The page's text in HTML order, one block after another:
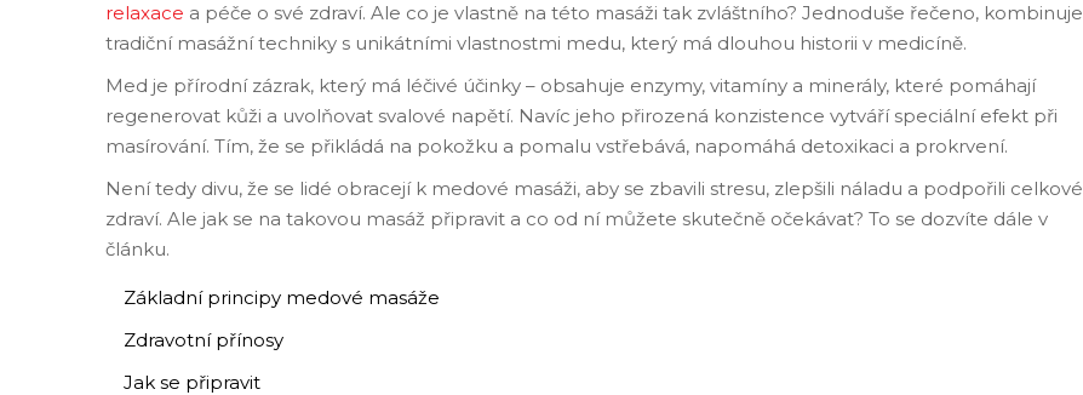
relaxace a péče o své zdraví. Ale co je vlastně na této masáži tak zvláštního? Jednoduše řečeno, kombinuje
tradiční masážní techniky s unikátními vlastnostmi medu, který má dlouhou historii v medicíně.
Med je přírodní zázrak, který má léčivé účinky – obsahuje enzymy, vitamíny a minerály, které pomáhají
regenerovat kůži a uvolňovat svalové napětí. Navíc jeho přirozená konzistence vytváří speciální efekt při
masírování. Tím, že se přikládá na pokožku a pomalu vstřebává, napomáhá detoxikaci a prokrvení.
Není tedy divu, že se lidé obracejí k medové masáži, aby se zbavili stresu, zlepšili náladu a podpořili celkové
zdraví. Ale jak se na takovou masáž připravit a co od ní můžete skutečně očekávat? To se dozvíte dále v
článku.
Základní principy medové masáže
Zdravotní přínosy
Jak se připravit